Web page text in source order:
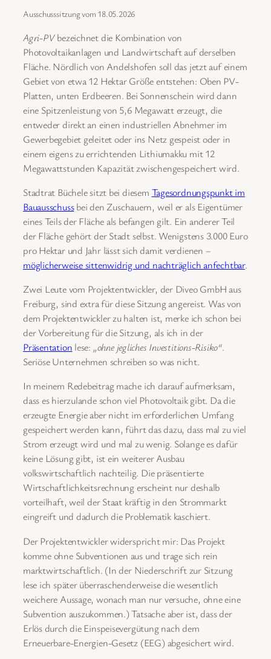
Ausschusssitzung vom 18.05.2026
Agri-PVbezeichnet die Kombination von
Photovoltaikanlagen und Landwirtschaft auf derselben
Fläche. Nördlich von Andelshofen soll das jetzt auf einem
Gebiet von etwa 12 Hektar Größe entstehen: Oben PV-
Platten, unten Erdbeeren. Bei Sonnenschein wird dann
eine Spitzenleistung von 5,6 Megawatt erzeugt, die
entweder direkt an einen industriellen Abnehmer im
Gewerbegebiet geleitet oder ins Netz gespeist oder in
einem eigens zu errichtenden Lithiumakku mit 12
Megawattstunden Kapazität zwischengespeichert wird.
Stadtrat Büchele sitzt bei diesem Tagesordnungspunkt im
Bauausschussbei den Zuschauern, weil er als Eigentümer
eines Teils der Fläche als befangen gilt. Ein anderer Teil
der Fläche gehört der Stadt selbst. Wenigstens 3.000 Euro
pro Hektar und Jahr lässt sich damit verdienen ‒
möglicherweise sittenwidrig und nachträglich anfechtbar.
Zwei Leute vom Projektentwickler, der Diveo GmbH aus
Freiburg, sind extra für diese Sitzung angereist. Was von
dem Projektentwickler zu halten ist, merke ich schon bei
der Vorbereitung für die Sitzung, als ich in der
Präsentation lese: „ohne jegliches Investitions-Risiko“.
Seriöse Unternehmen schreiben so was nicht.
In meinem Redebeitrag mache ich darauf aufmerksam,
dass es hierzulande schon viel Photovoltaik gibt. Da die
erzeugte Energie aber nicht im erforderlichen Umfang
gespeichert werden kann, führt das dazu, dass mal zu viel
Strom erzeugt wird und mal zu wenig. Solange es dafür
keine Lösung gibt, ist ein weiterer Ausbau
volkswirtschaftlich nachteilig. Die präsentierte
Wirtschaftlichkeitsrechnung erscheint nur deshalb
vorteilhaft, weil der Staat kräftig in den Strommarkt
eingreift und dadurch die Problematik kaschiert.
Der Projektentwickler widerspricht mir: Das Projekt
komme ohne Subventionen aus und trage sich rein
marktwirtschaftlich. (In der Niederschrift zur Sitzung
lese ich später überraschenderweise die wesentlich
weichere Aussage, wonach man nur versuche, ohne eine
Subvention auszukommen.) Tatsache aber ist, dass der
Erlös durch die Einspeisevergütung nach dem
Erneuerbare-Energien-Gesetz (EEG) abgesichert wird.